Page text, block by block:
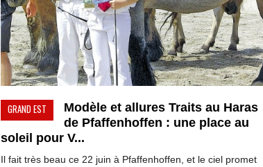
GRAND EST
Modèle et allures Traits au Haras
de Pfaffenhoffen : une place au
soleil pour V...
Il fait très beau ce 22 juin à Pfaffenhoffen, et le ciel promet